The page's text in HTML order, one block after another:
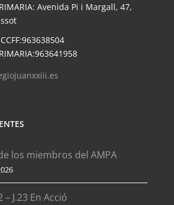
Avenida Pi i Margall, 47,
los miembros del AMPA
– J.23 En Acció